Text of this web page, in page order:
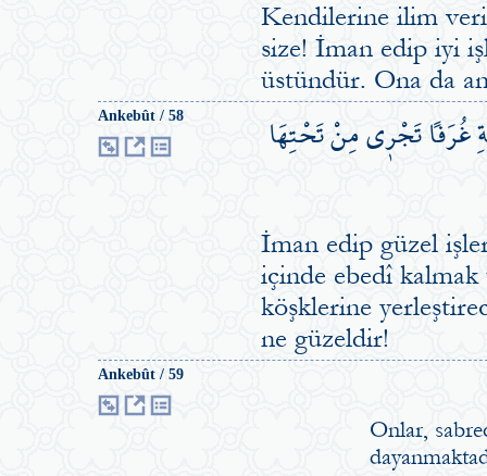
Kendilerine ilim
size! İman edip iyi
üstündür. Ona da
Ankebût / 58 غُرَفاً تَجْر۪ي مِنْ تَحْتِهَا
İman edip güzel
içinde ebedî kalmak
köşklerine
ne güzeldir!
Ankebût / 59
Onlar,